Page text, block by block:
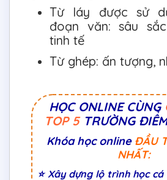
Từ láy được sử
đoạn văn: sâu
tinh tế
Từ ghép: ấn tượng,
HỌC ONLINE CÙNG
TOP 5 TRƯỜNG
Khóa học online ĐẦU
NHẤT:
⭐ Xây dựng lộ trình học